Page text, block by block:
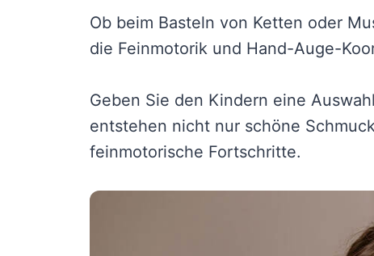
Ob beim Basteln von Ketten oder
die Feinmotorik und Hand-Auge-
Geben Sie den Kindern eine
entstehen nicht nur schöne
feinmotorische Fortschritte.